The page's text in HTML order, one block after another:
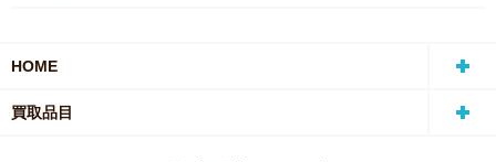
HOME
買取品目